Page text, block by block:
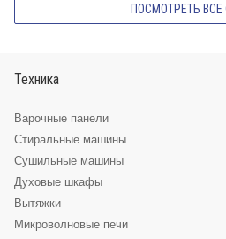
ПОСМОТРЕТЬ ВСЕ
Техника
Варочные панели
Стиральные машины
Сушильные машины
Духовые шкафы
Вытяжки
Микроволновые печи